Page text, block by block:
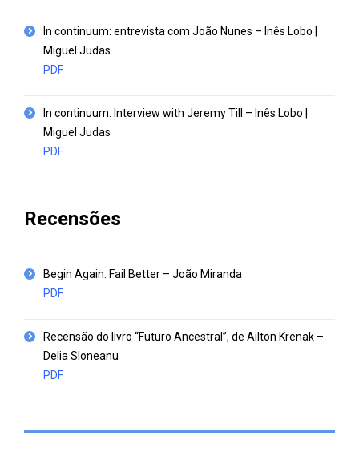
In continuum: entrevista com João Nunes – Inês Lobo |
Miguel Judas
PDF
In continuum: Interview with Jeremy Till – Inês Lobo |
Miguel Judas
PDF
Recensões
Begin Again. Fail Better – João Miranda
PDF
Recensão do livro “Futuro Ancestral”, de Ailton Krenak –
Delia Sloneanu
PDF